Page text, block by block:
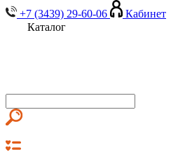
+7 (3439) 29-60-06
Кабинет
Каталог